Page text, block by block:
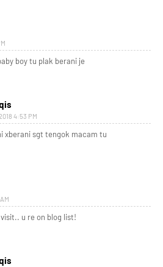
boy tu plak berani je
4:53 PM
xberani sgt tengok macam tu
u re on blog list!